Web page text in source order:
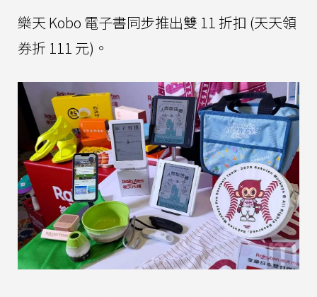
樂天 Kobo 電子書同步推出雙 11 折扣 (天天領
券折 111 元)。